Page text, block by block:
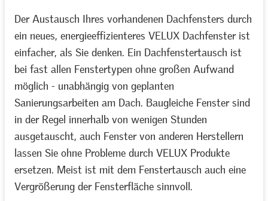
Der Austausch Ihres vorhandenen Dachfensters durch
ein neues, energieeffizienteres VELUX Dachfenster ist
einfacher, als Sie denken. Ein Dachfenstertausch ist
bei fast allen Fenstertypen ohne großen Aufwand
möglich - unabhängig von geplanten
Sanierungsarbeiten am Dach. Baugleiche Fenster sind
in der Regel innerhalb von wenigen Stunden
ausgetauscht, auch Fenster von anderen Herstellern
lassen Sie ohne Probleme durch VELUX Produkte
ersetzen. Meist ist mit dem Fenstertausch auch eine
Vergrößerung der Fensterfläche sinnvoll.